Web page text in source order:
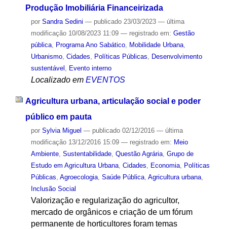
Produção Imobiliária Financeirizada
por Sandra Sedini — publicado23/03/2023 — última
modificação10/08/2023 11:09 — registrado em: Gestão
pública, Programa Ano Sabático, Mobilidade Urbana,
Urbanismo, Cidades Políticas Públicas
Desenvolvimento
sustentável
Evento interno
Localizado em EVENTOS
Agricultura urbana, articulação social e poder
público em pauta
por Sylvia Miguel — publicado02/12/2016 — última
modificação13/12/2016 15:09 — registrado em: Meio
Ambiente, Sustentabilidade, Questão Agrária, Grupo de
Estudo em Agricultura Urbana, Cidades, Economia, Políticas
Públicas, Agroecologia, Saúde Pública, Agricultura urbana,
Inclusão Social
Valorização e regularização do agricultor,
mercado de orgânicos e criação de um fórum
permanente de horticultores foram temas